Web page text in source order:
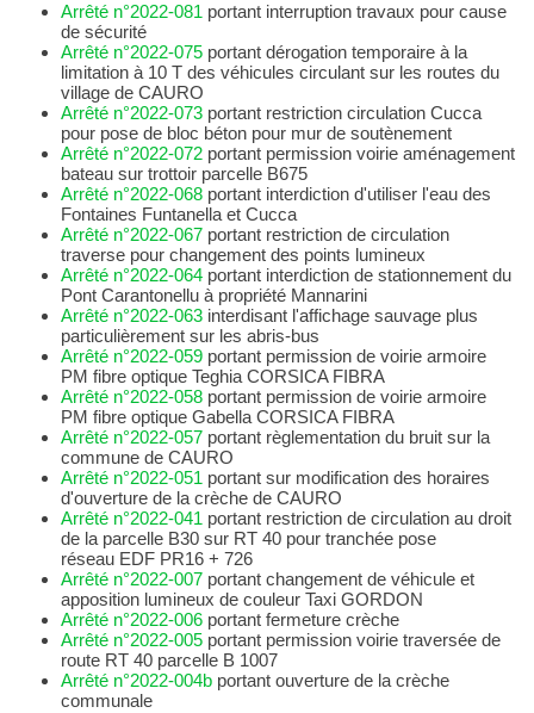
Arrêté n°2022-081 portant interruption travaux pour cause
de sécurité
Arrêté n°2022-075 portant dérogation temporaire à la
limitation à 10 T des véhicules circulant sur les routes du
village de CAURO
Arrêté n°2022-073 portant restriction circulation Cucca
pour pose de bloc béton pour mur de soutènement
Arrêté n°2022-072 portant permission voirie aménagement
bateau sur trottoir parcelle B675
Arrêté n°2022-068 portant interdiction d'utiliser l'eau des
Fontaines Funtanella et Cucca
Arrêté n°2022-067 portant restriction de circulation
traverse pour changement des points lumineux
Arrêté n°2022-064 portant interdiction de stationnement du
Pont Carantonellu à propriété Mannarini
Arrêté n°2022-063 interdisant l'affichage sauvage plus
particulièrement sur les abris-bus
Arrêté n°2022-059 portant permission de voirie armoire
PM fibre optique Teghia CORSICA FIBRA
Arrêté n°2022-058 portant permission de voirie armoire
PM fibre optique Gabella CORSICA FIBRA
Arrêté n°2022-057 portant règlementation du bruit sur la
commune de CAURO
Arrêté n°2022-051 portant sur modification des horaires
d'ouverture de la crèche de CAURO
Arrêté n°2022-041 portant restriction de circulation au droit
de la parcelle B30 sur RT 40 pour tranchée pose
réseau EDF PR16 + 726
Arrêté n°2022-007 portant changement de véhicule et
apposition lumineux de couleur Taxi GORDON
Arrêté n°2022-006 portant fermeture crèche
Arrêté n°2022-005 portant permission voirie traversée de
route RT 40 parcelle B 1007
Arrêté n°2022-004b portant ouverture de la crèche
communale